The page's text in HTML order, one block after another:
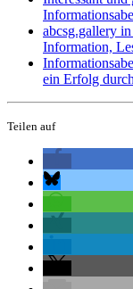
abcsg.gallery
Information,
ein Erfolg
Teilen auf